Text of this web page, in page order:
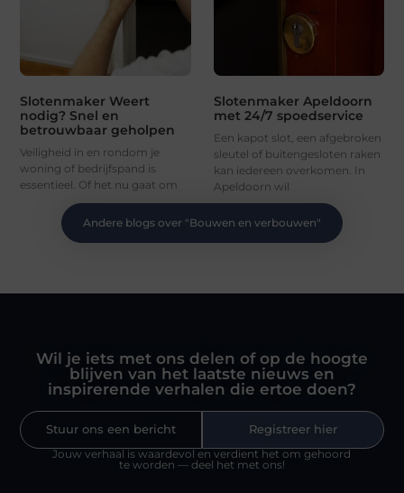
Slotenmaker Weert
nodig? Snel en
betrouwbaar geholpen
Veiligheid in en rondom je
woning of bedrijfspand is
essentieel. Of het nu gaat om
Slotenmaker Apeldoorn
met 24/7 spoedservice
Een kapot slot, een afgebroken
sleutel of buitengesloten raken
kan iedereen overkomen. In
Apeldoorn wil
Andere blogs over "Bouwen en verbouwen"
Wil je iets met ons delen of op de hoogte
blijven van het laatste nieuws en
inspirerende verhalen die ertoe doen?
Stuur ons een bericht
Registreer hier
Jouw verhaal is waardevol en verdient het om gehoord
te worden — deel het met ons!